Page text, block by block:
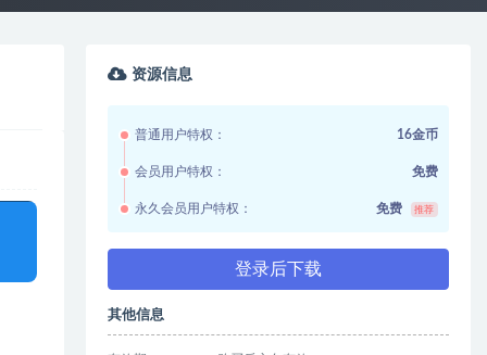
资源信息
普通用户特权： 16金币
会员用户特权： 免费
永久会员用户特权： 免费 推荐
登录后下载
其他信息